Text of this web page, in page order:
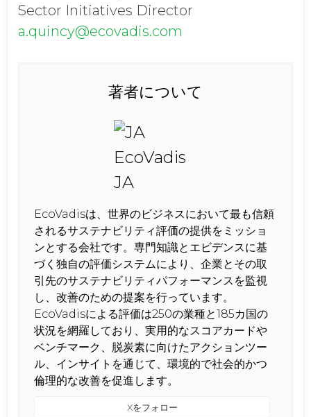
Sector Initiatives Director
a.quincy@ecovadis.com
著者について
EcoVadisは、世界のビジネスにおいて最も信頼
されるサステナビリティ評価の提供をミッショ
ンとする会社です。専門知識とエビデンスに基
づく独自の評価システムにより、企業とその取
引先のサステナビリティパフォーマンスを監視
し、改善のための提案を行っています。
EcoVadisによる評価は250の業種と185カ国の
状況を網羅しており、実用的なスコアカードや
ベンチマーク、脱炭素に向けたアクションツー
ル、インサイトを通じて、環境的で社会的かつ
倫理的な改善を促進します。
Xをフォロー